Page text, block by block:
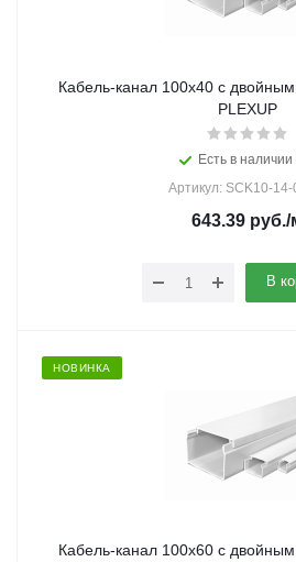
Кабель-канал 100х40 с двойным замком
PLEXUP
Есть в наличии
Артикул: SCK10-14-
643.39 руб./
В
НОВИНКА
Кабель-канал 100х60 с двойным замком